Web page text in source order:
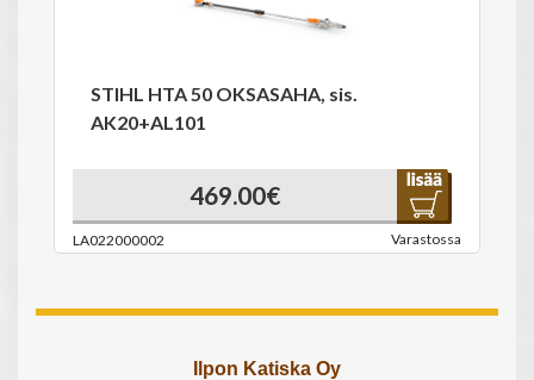
STIHL HTA 50 OKSASAHA, sis.
AK20+AL101
469.00€
LA022000002 Varastossa
Ilpon Katiska Oy